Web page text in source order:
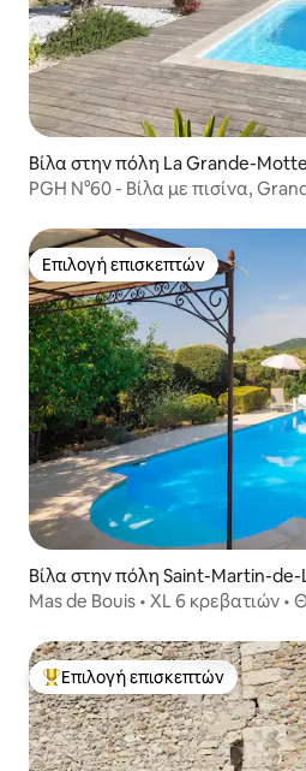
Βίλα στην πόλη La Grande-Motte
PGH N°60 - Βίλα με πισίνα,
Επιλογή επισκεπτών
Επιλογή επισκεπτών
Βίλα στην πόλη Saint-Martin-
Mas de Bouis • XL 6 κρεβατιών •
Κορυφαία επιλογή επισκεπτών
Επιλογή επισκεπτών